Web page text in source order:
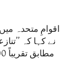
اقوامِ متحدہ
نے کہا کہ